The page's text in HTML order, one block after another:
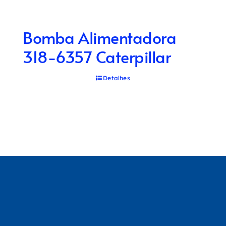
Bomba Alimentadora
318-6357 Caterpillar
Detalhes